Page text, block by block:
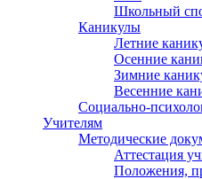
Школьный
Каникулы
Летние
Осенние
Зимние
Весенние
Социально-
Учителям
Методические
Аттестация
Положения,